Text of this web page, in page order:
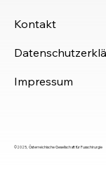
©2025, Österreichische Gesellschaft für Fusschirurgie
Kontakt
Impressum